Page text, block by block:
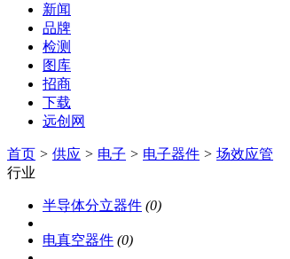
新闻
品牌
检测
图库
招商
下载
远创网
首页 > 供应 > 电子 > 电子器件 > 场效应管
行业
半导体分立器件 (0)
电真空器件 (0)